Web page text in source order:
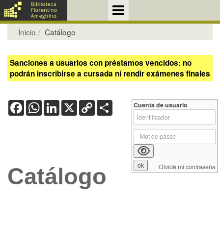
Inicio Catálogo
Sanciones a usuarios con préstamos vencidos: no
podrán inscribirse a cursada ni rendir exámenes finales
FacebookWhatsApp
LinkedIn
X Copy
Link
Catálogo
Cuenta de usuario
Olvidé mi contraseña